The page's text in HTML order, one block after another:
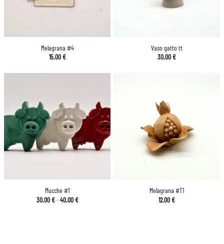
Melagrana #4
15.00€
Vaso gatto tt
30.00€
Mucche #1
30.00€ - 40.00€Fascia
Melagrana #T1
12.00€